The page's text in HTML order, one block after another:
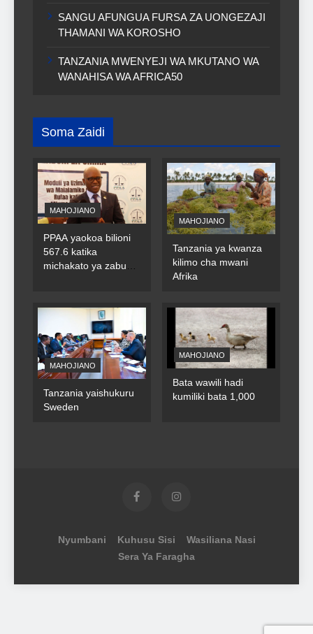
SANGU AFUNGUA FURSA ZA UONGEZAJI
THAMANI WA KOROSHO
TANZANIA MWENYEJI WA MKUTANO WA
WANAHISA WA AFRICA50
Soma Zaidi
MAHOJIANO
PPAA yaokoa bilioni
567.6 katika
michakato ya zabuni
MAHOJIANO
Tanzania ya kwanza
kilimo cha mwani
Afrika
MAHOJIANO
Tanzania yaishukuru
Sweden
MAHOJIANO
Bata wawili hadi
kumiliki bata 1,000
Nyumbani Kuhusu Sisi
Wasiliana Nasi
Sera Ya Faragha